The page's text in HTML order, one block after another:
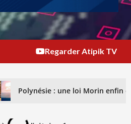
Regarder Atipik TV
Polynésie : une loi Morin enfin